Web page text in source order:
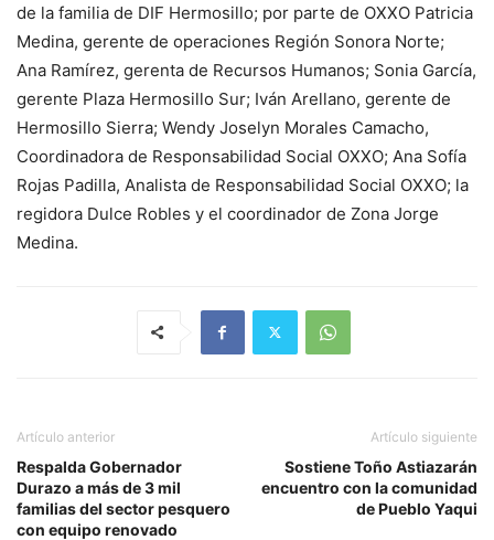
de la familia de DIF Hermosillo; por parte de OXXO Patricia
Medina, gerente de operaciones Región Sonora Norte;
Ana Ramírez, gerenta de Recursos Humanos; Sonia García,
gerente Plaza Hermosillo Sur; Iván Arellano, gerente de
Hermosillo Sierra; Wendy Joselyn Morales Camacho,
Coordinadora de Responsabilidad Social OXXO; Ana Sofía
Rojas Padilla, Analista de Responsabilidad Social OXXO; la
regidora Dulce Robles y el coordinador de Zona Jorge
Medina.
Artículo anterior
Respalda Gobernador
Durazo a más de 3 mil
familias del sector pesquero
con equipo renovado
Artículo siguiente
Sostiene Toño Astiazarán
encuentro con la comunidad
de Pueblo Yaqui